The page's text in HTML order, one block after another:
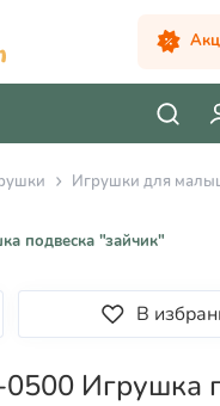
Игрушки для
подвеска "зайчик"
В
0500 Игрушка